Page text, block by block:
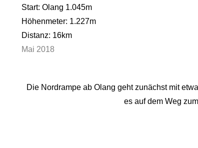
Start: Olang 1.045m
Höhenmeter: 1.227m
Distanz: 16km
Mai 2018
Die Nordrampe ab Olang geht zunächst mit
es auf dem Weg